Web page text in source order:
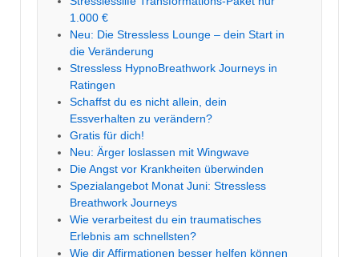
1.000 €
Neu: Die Stressless Lounge – dein Start in
die Veränderung
Stressless HypnoBreathwork Journeys in
Ratingen
Schaffst du es nicht allein, dein
Essverhalten zu verändern?
Gratis für dich!
Neu: Ärger loslassen mit Wingwave
Die Angst vor Krankheiten überwinden
Spezialangebot Monat Juni: Stressless
Breathwork Journeys
Wie verarbeitest du ein traumatisches
Erlebnis am schnellsten?
Wie dir Affirmationen besser helfen können